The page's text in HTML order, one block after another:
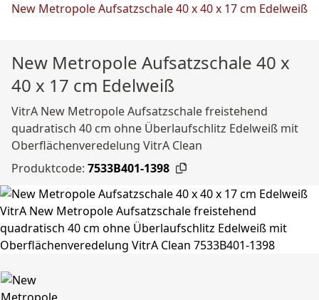
New Metropole Aufsatzschale 40 x 40 x 17 cm Edelweiß
New Metropole Aufsatzschale 40 x
40 x 17 cm Edelweiß
VitrA New Metropole Aufsatzschale freistehend
quadratisch 40 cm ohne Überlaufschlitz Edelweiß mit
Oberflächenveredelung VitrA Clean
Produktcode: 7533B401-1398